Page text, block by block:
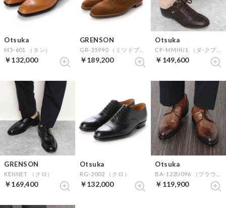
Otsuka
M5-601 （タン）
￥132,000
GRENSON
￥189,200
Otsuka
￥149,600
GRENSON
KENNET （クロ）
￥169,400
Otsuka
RG-2002 （クロ）
￥132,000
Otsuka
￥119,900